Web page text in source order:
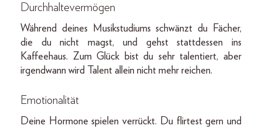
Durchhaltevermögen
Während deines Musikstudiums schwänzt du Fächer,
die du nicht magst, und gehst stattdessen ins
Kaffeehaus. Zum Glück bist du sehr talentiert, aber
irgendwann wird Talent allein nicht mehr reichen.
Emotionalität
Deine Hormone spielen verrückt. Du flirtest gern und